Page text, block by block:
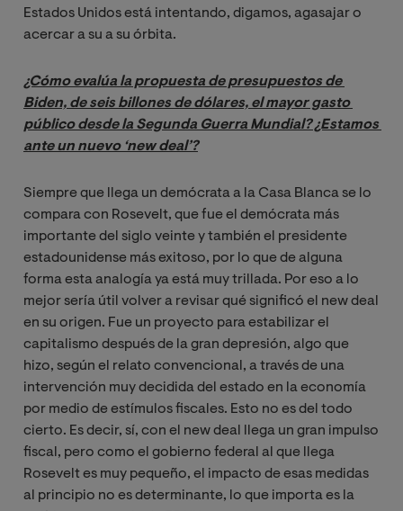
Estados Unidos está intentando, digamos, agasajar o
acercar a su a su órbita.
¿Cómo evalúa la propuesta de presupuestos de
Biden, de seis billones de dólares, el mayor gasto
público desde la Segunda Guerra Mundial? ¿Estamos
ante un nuevo ‘new deal’?
Siempre que llega un demócrata a la Casa Blanca se lo
compara con Rosevelt, que fue el demócrata más
importante del siglo veinte y también el presidente
estadounidense más exitoso, por lo que de alguna
forma esta analogía ya está muy trillada. Por eso a lo
mejor sería útil volver a revisar qué significó el new deal
en su origen. Fue un proyecto para estabilizar el
capitalismo después de la gran depresión, algo que
hizo, según el relato convencional, a través de una
intervención muy decidida del estado en la economía
por medio de estímulos fiscales. Esto no es del todo
cierto. Es decir, sí, con el new deal llega un gran impulso
fiscal, pero como el gobierno federal al que llega
Rosevelt es muy pequeño, el impacto de esas medidas
al principio no es determinante, lo que importa es la